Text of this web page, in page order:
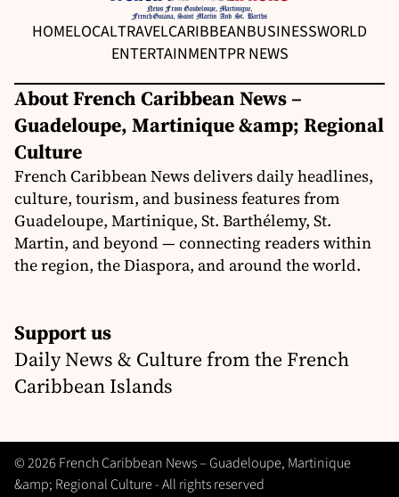
HOMELOCALTRAVELCARIBBEANBUSINESSWORLD
ENTERTAINMENTPR NEWS
About French Caribbean News –
Guadeloupe, Martinique &amp; Regional
Culture
French Caribbean News delivers daily headlines,
culture, tourism, and business features from
Guadeloupe, Martinique, St. Barthélemy, St.
Martin, and beyond — connecting readers within
the region, the Diaspora, and around the world.
Support us
Daily News & Culture from the French
Caribbean Islands
© 2026 French Caribbean News – Guadeloupe, Martinique
&amp; Regional Culture - All rights reserved